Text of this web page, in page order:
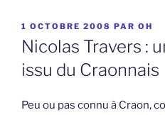
PUBLIÉ
LE
1 OCTOBRE 2008 PAR OH
Nicolas Travers :
issu du Craonnais
Peu ou pas connu à Craon,